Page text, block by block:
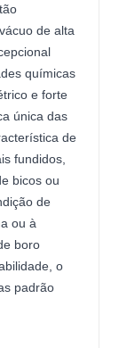
de alta
químicas
e forte
única das
de
fundidos,
bicos ou
de
ou à
boro
o
padrão